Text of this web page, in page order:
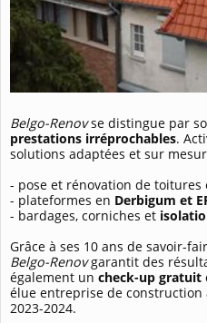
Belgo-Renovse distingue par
prestations irréprochables.
solutions adaptées et sur
- pose et rénovation de toitures
- plateformes en Derbigum et
- bardages, corniches et
Grâce à ses 10 ans de savoir-
Belgo-Renovgarantit des
également un check-up gratuit
élue entreprise de construction
2023-2024.